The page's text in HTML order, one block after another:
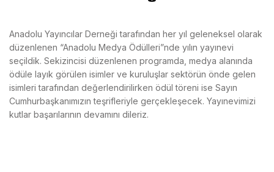
Anadolu Yayıncılar Derneği tarafından her yıl geleneksel olarak
düzenlenen “Anadolu Medya Ödülleri”nde yılın yayınevi
seçildik. Sekizincisi düzenlenen programda, medya alanında
ödüle layık görülen isimler ve kuruluşlar sektörün önde gelen
isimleri tarafından değerlendirilirken ödül töreni ise Sayın
Cumhurbaşkanımızın teşrifleriyle gerçekleşecek. Yayınevimizi
kutlar başarılarının devamını dileriz.